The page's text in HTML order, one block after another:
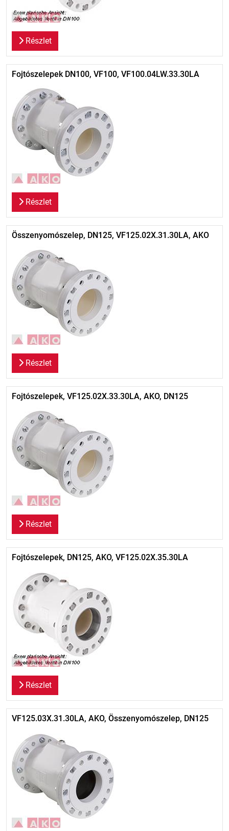
Részlet
Fojtószelepek DN100, VF100, VF100.04LW.33.30LA
Részlet
Összenyomószelep, DN125, VF125.02X.31.30LA, AKO
Részlet
Fojtószelepek, VF125.02X.33.30LA, AKO, DN125
Részlet
Fojtószelepek, DN125, AKO, VF125.02X.35.30LA
Részlet
VF125.03X.31.30LA, AKO, Összenyomószelep, DN125